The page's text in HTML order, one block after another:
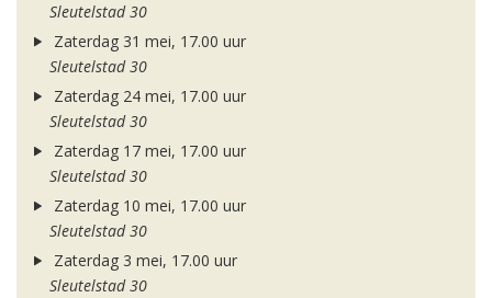
Sleutelstad 30
Zaterdag 31 mei, 17.00 uur
Sleutelstad 30
Zaterdag 24 mei, 17.00 uur
Sleutelstad 30
Zaterdag 17 mei, 17.00 uur
Sleutelstad 30
Zaterdag 10 mei, 17.00 uur
Sleutelstad 30
Zaterdag 3 mei, 17.00 uur
Sleutelstad 30